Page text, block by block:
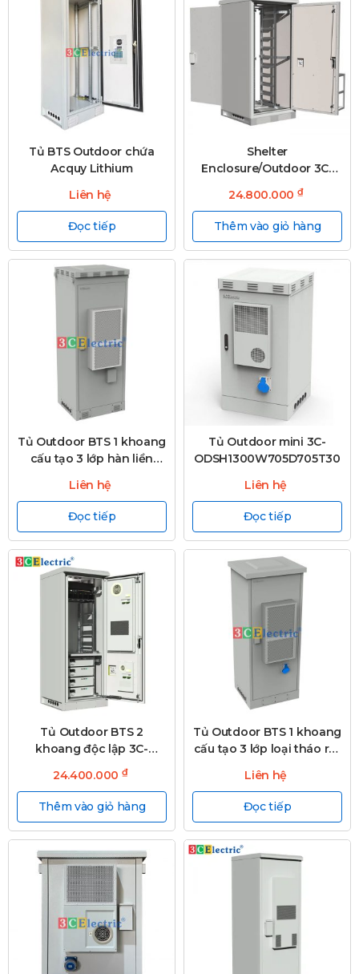
Tủ BTS Outdoor chứa
Acquy Lithium
Liên hệ
Đọc tiếp
Shelter
Enclosure/Outdoor 3C-
EB2200WD1000T50S
24.800.000 ₫
Thêm vào giỏ hàng
Tủ Outdoor BTS 1 khoang
cấu tạo 3 lớp hàn liền
OD2120WD750T30-M
Liên hệ
Đọc tiếp
Tủ Outdoor mini 3C-
ODSH1300W705D705T30
Liên hệ
Đọc tiếp
Tủ Outdoor BTS 2
khoang độc lập 3C-
OD2000W750D700T30S-
2
24.400.000 ₫
Thêm vào giỏ hàng
Tủ Outdoor BTS 1 khoang
cấu tạo 3 lớp loại tháo rời,
Liên hệ
Đọc tiếp